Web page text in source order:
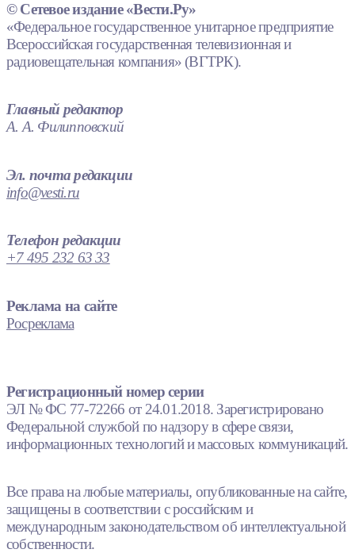
© Сетевое издание «Вести.Ру»
«Федеральное государственное унитарное предприятие
Всероссийская государственная телевизионная и
радиовещательная компания» (ВГТРК).
Главный редактор
А. А. Филипповский
Эл. почта редакции
info@vesti.ru
Телефон редакции
+7 495 232 63 33
Реклама на сайте
Росреклама
Регистрационный номер серии
ЭЛ № ФС 77-72266 от 24.01.2018. Зарегистрировано
Федеральной службой по надзору в сфере связи,
информационных технологий и массовых коммуникаций.
Все права на любые материалы, опубликованные на сайте,
защищены в соответствии с российским и
международным законодательством об интеллектуальной
собственности.